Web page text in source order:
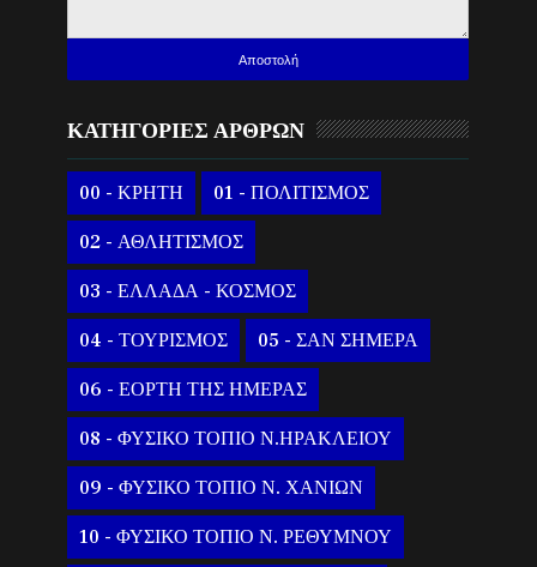
ΚΑΤΗΓΟΡΙΕΣ ΑΡΘΡΩΝ
00 - ΚΡΗΤΗ 01 - ΠΟΛΙΤΙΣΜΟΣ
02 - ΑΘΛΗΤΙΣΜΟΣ
03 - ΕΛΛΑΔΑ - ΚΟΣΜΟΣ
04 - ΤΟΥΡΙΣΜΟΣ 05 - ΣΑΝ ΣΗΜΕΡΑ
06 - ΕΟΡΤΗ ΤΗΣ ΗΜΕΡΑΣ
08 - ΦΥΣΙΚΟ ΤΟΠΙΟ Ν.ΗΡΑΚΛΕΙΟΥ
09 - ΦΥΣΙΚΟ ΤΟΠΙΟ Ν. ΧΑΝΙΩΝ
10 - ΦΥΣΙΚΟ ΤΟΠΙΟ Ν. ΡΕΘΥΜΝΟΥ